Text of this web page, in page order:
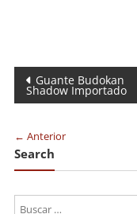
Navegación
de
entradas
Guante Budokan
Shadow Importado
← Anterior
Search